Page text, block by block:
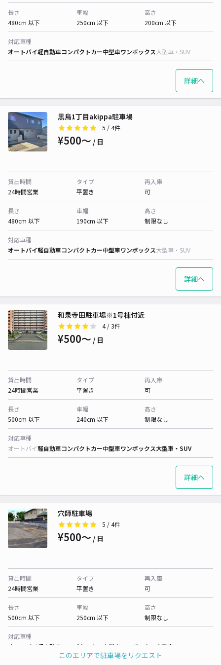
このエリアで駐車場をリクエスト
長さ
480cm 以下
車幅
250cm 以下
高さ
200cm 以下
対応車種
オートバイ軽自動車コンパクトカー中型車ワンボックス大型車・SUV
詳細へ
黒鳥1丁目akippa駐車場
5 / 4件
¥500〜 / 日
貸出時間
24時間営業
タイプ
平置き
再入庫
可
長さ
480cm 以下
車幅
190cm 以下
高さ
制限なし
対応車種
オートバイ軽自動車コンパクトカー中型車ワンボックス大型車・SUV
詳細へ
和泉寺田駐車場※1号棟付近
4/ 3件
¥500〜 / 日
貸出時間
24時間営業
タイプ
平置き
再入庫
可
長さ
500cm 以下
車幅
240cm 以下
高さ
制限なし
対応車種
オートバイ軽自動車コンパクトカー中型車ワンボックス大型車・SUV
詳細へ
穴師駐車場
5 / 4件
¥500〜 / 日
貸出時間
24時間営業
タイプ
平置き
再入庫
可
長さ
500cm 以下
車幅
250cm 以下
高さ
制限なし
対応車種
オートバイ軽自動車コンパクトカー中型車ワンボックス大型車・SUV